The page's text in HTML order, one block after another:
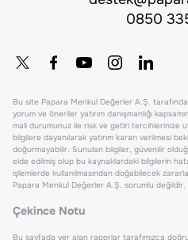
0850
Bu site Papara Menkul Değerler A.Ş.
yorum ve öneriler yatırım danışmanlığı
mali durumunuz ile risk ve getiri tercihlerinize
bilgilere dayanılarak yatırım kararı verilmesi
doğurmayabilir. Sunulan bilgiler, güvenilir
elde edilmiş olup bu kaynaklardaki bilgilerin
işlemlerde kullanılmasından doğabilecek
Papara Menkul Değerler A.Ş. sorumlu değildir.
Çekince Notu
Bu sayfada yer alan raporlar tarafımızca